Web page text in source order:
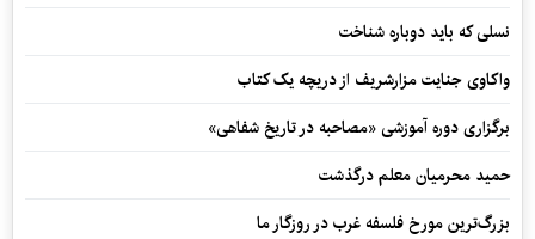
نسلی که باید دوباره شناخت
واکاوی جنایت مزارشریف از دریچه یک کتاب
برگزاری دوره آموزشی «مصاحبه در تاریخ شفاهی»
حمید محرمیان معلم درگذشت
بزرگ‌ترین مورخ فلسفه غرب در روزگار ما